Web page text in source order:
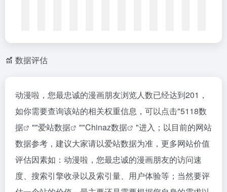
数据评估
动漫啦，您最忠诚的漫画朋友浏览人数已经达到201，
如你需要查询该站的相关权重信息，可以点击"5118数
据
""爱站数据 ""Chinaz数据
"进入；以目前的网站
数据参考，建议大家请以爱站数据为准，更多网站价值
评估因素如：动漫啦，您最忠诚的漫画朋友的访问速
度、搜索引擎收录以及索引量、用户体验等；当然要评